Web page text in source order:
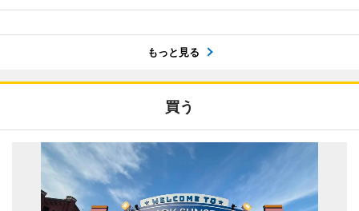
もっと見る
買う